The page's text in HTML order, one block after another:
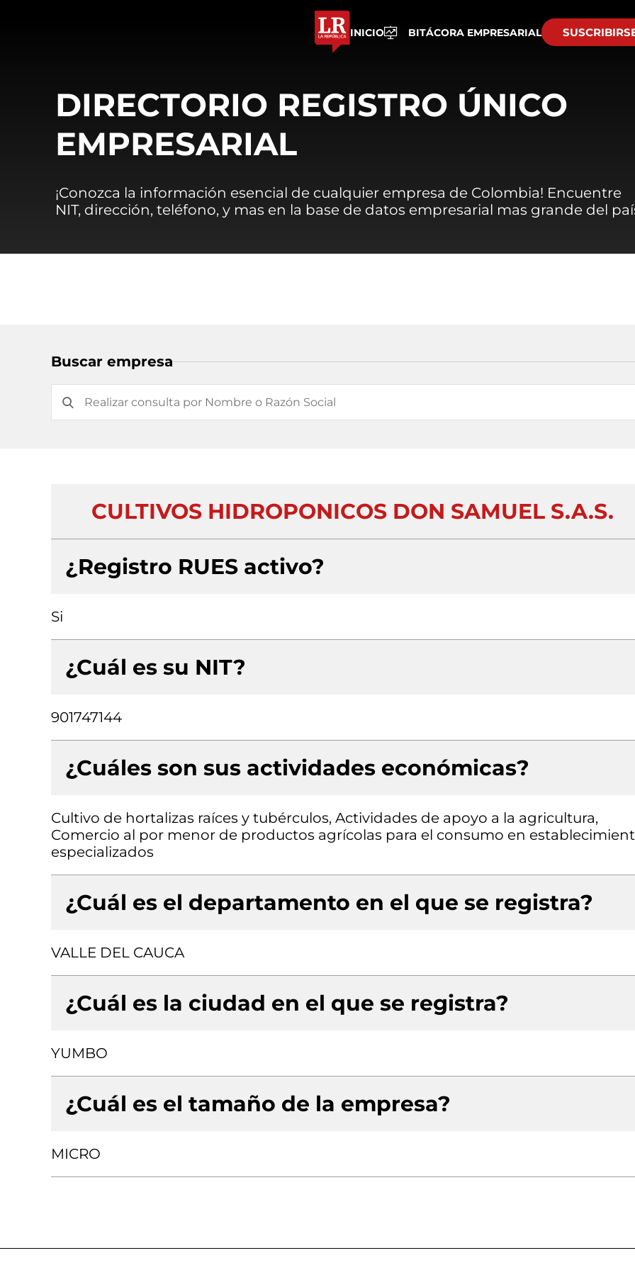
INICIO BITÁCORA EMPRESARIAL
DIRECTORIO REGISTRO ÚNICO
EMPRESARIAL
¡Conozca la información esencial de cualquier empresa de Colombia! Encuentre
NIT, dirección, teléfono, y mas en la base de datos empresarial mas grande del
Buscar empresa
CULTIVOS HIDROPONICOS DON SAMUEL S.A.S.
¿Registro RUES activo?
Si
¿Cuál es su NIT?
901747144
¿Cuáles son sus actividades económicas?
Cultivo de hortalizas raíces y tubérculos, Actividades de apoyo a la agricultura,
Comercio al por menor de productos agrícolas para el consumo en
especializados
¿Cuál es el departamento en el que se registra?
VALLE DEL CAUCA
¿Cuál es la ciudad en el que se registra?
YUMBO
¿Cuál es el tamaño de la empresa?
MICRO